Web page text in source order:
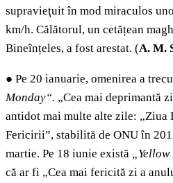
supravieţuit în mod miraculos
km/h. Călătorul, un cetățean
Bineînțeles, a fost arestat. (A. M.
● Pe 20 ianuarie, omenirea a
Monday“. „Cea mai deprimantă
antidot mai multe alte zile: „Ziua
Fericirii”, stabilită de ONU în
martie. Pe 18 iunie există
că ar fi „Cea mai fericită zi a